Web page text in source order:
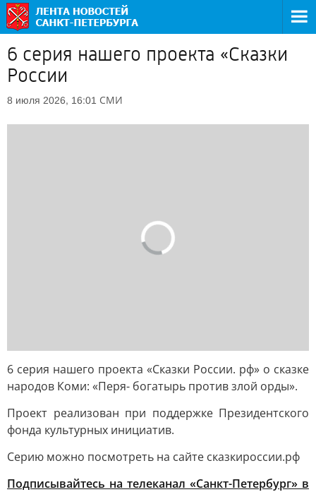
6 серия нашего проекта «Сказки
России
8 июля 2026, 16:01 СМИ
6 серия нашего проекта «Сказки России. рф» о сказке
народов Коми: «Перя- богатырь против злой орды».
Проект реализован при поддержке Президентского
фонда культурных инициатив.
Серию можно посмотреть на сайте сказкироссии.рф
Подписывайтесь на телеканал «Санкт-Петербург» в